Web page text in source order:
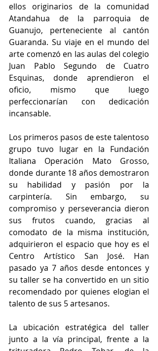
ellos originarios de la comunidad
Atandahua de la parroquia de
Guanujo, perteneciente al cantón
Guaranda. Su viaje en el mundo del
arte comenzó en las aulas del colegio
Juan Pablo Segundo de Cuatro
Esquinas, donde aprendieron el
oficio, mismo que luego
perfeccionarían con dedicación
incansable.
Los primeros pasos de este talentoso
grupo tuvo lugar en la Fundación
Italiana Operación Mato Grosso,
donde durante 18 años demostraron
su habilidad y pasión por la
carpintería. Sin embargo, su
compromiso y perseverancia dieron
sus frutos cuando, gracias al
comodato de la misma institución,
adquirieron el espacio que hoy es el
Centro Artístico San José. Han
pasado ya 7 años desde entonces y
su taller se ha convertido en un sitio
recomendado por quienes elogian el
talento de sus 5 artesanos.
La ubicación estratégica del taller
junto a la vía principal, frente a la